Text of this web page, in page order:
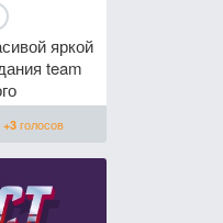
яркой
team
+3голосов